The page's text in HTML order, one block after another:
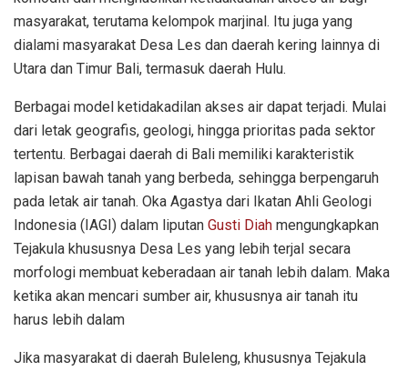
masyarakat, terutama kelompok marjinal. Itu juga yang
dialami masyarakat Desa Les dan daerah kering lainnya di
Utara dan Timur Bali, termasuk daerah Hulu.
Berbagai model ketidakadilan akses air dapat terjadi. Mulai
dari letak geografis, geologi, hingga prioritas pada sektor
tertentu. Berbagai daerah di Bali memiliki karakteristik
lapisan bawah tanah yang berbeda, sehingga berpengaruh
pada letak air tanah. Oka Agastya dari Ikatan Ahli Geologi
Indonesia (IAGI) dalam liputan Gusti Diah mengungkapkan
Tejakula khususnya Desa Les yang lebih terjal secara
morfologi membuat keberadaan air tanah lebih dalam. Maka
ketika akan mencari sumber air, khususnya air tanah itu
harus lebih dalam
Jika masyarakat di daerah Buleleng, khususnya Tejakula